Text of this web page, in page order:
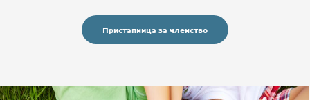
Пристапница за членство